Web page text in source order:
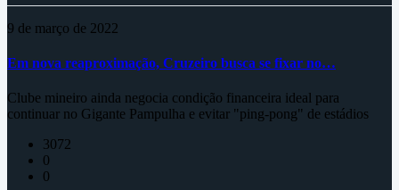
9 de março de 2022
Em nova reaproximação, Cruzeiro busca se fixar no…
Clube mineiro ainda negocia condição financeira ideal para
continuar no Gigante Pampulha e evitar "ping-pong" de estádios
3072
0
0